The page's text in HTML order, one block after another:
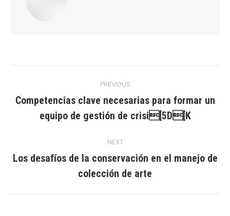
navigation
PREVIOUS
post:
Competencias clave necesarias para formar un
equipo de gestión de crisi[5D[K
NEXT
post:
Los desafíos de la conservación en el manejo de
colección de arte